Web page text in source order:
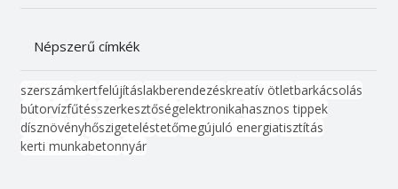
Népszerű címkék
szerszámkertfelújításlakberendezéskreatív ötletbarkácsolás
bútorvízfűtésszerkesztőségelektronikahasznos tippek
dísznövényhőszigeteléstetőmegújuló energiatisztítás
kerti munkabetonnyár